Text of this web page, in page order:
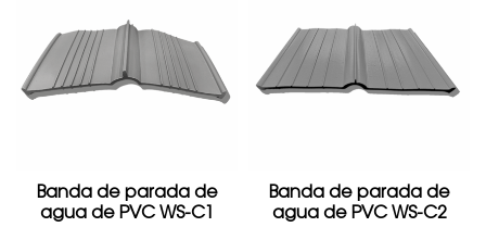
Banda de parada de
agua de PVC WS-C1
Banda de parada de
agua de PVC WS-C2